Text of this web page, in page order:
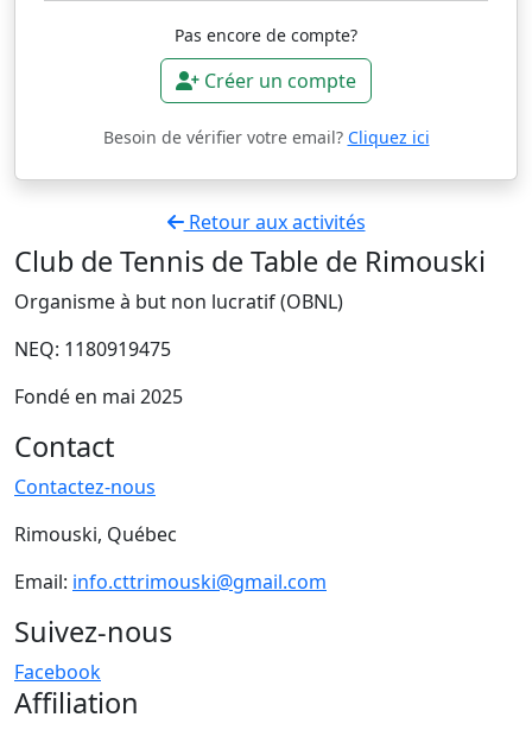
Pas encore de compte?
Créer un compte
Besoin de vérifier votre email? Cliquez ici
Retour aux activités
Club de Tennis de Table de Rimouski
Organisme à but non lucratif (OBNL)
NEQ: 1180919475
Fondé en mai 2025
Contact
Contactez-nous
Rimouski, Québec
Email: info.cttrimouski@gmail.com
Suivez-nous
Facebook
Affiliation